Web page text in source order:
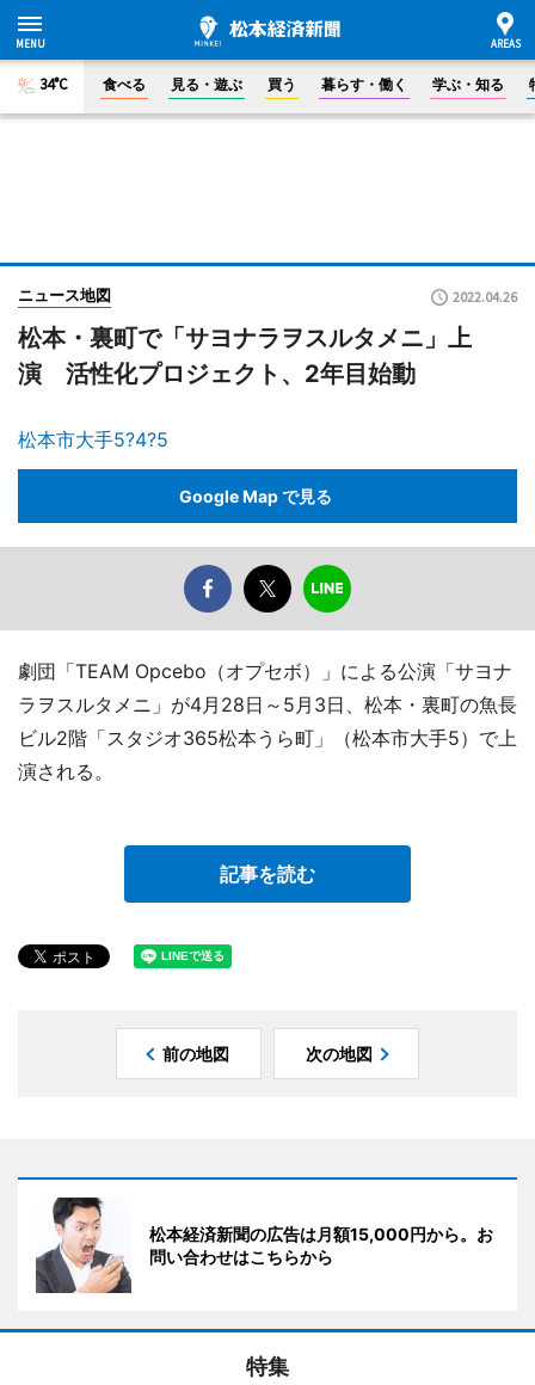
34°C 食べる 見る・遊ぶ 買う 暮らす・働く 学ぶ・知る
ニュース地図 2022.04.26
松本・裏町で「サヨナラヲスルタメニ」上
演 活性化プロジェクト、2年目始動
松本市大手5?4?5
Google Map で見る
劇団「TEAM Opcebo（オプセボ）」による公演「サヨナ
ラヲスルタメニ」が4月28日～5月3日、松本・裏町の魚長
ビル2階「スタジオ365松本うら町」（松本市大手5）で上
演される。
記事を読む
前の地図 次の地図
松本経済新聞の広告は月額15,000円から。お
問い合わせはこちらから
特集